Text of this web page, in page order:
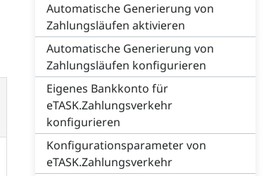
Automatische Generierung von
Zahlungsläufen aktivieren
Automatische Generierung von
Zahlungsläufen konfigurieren
Eigenes Bankkonto für
eTASK.Zahlungsverkehr
konfigurieren
Konfigurationsparameter von
eTASK.Zahlungsverkehr